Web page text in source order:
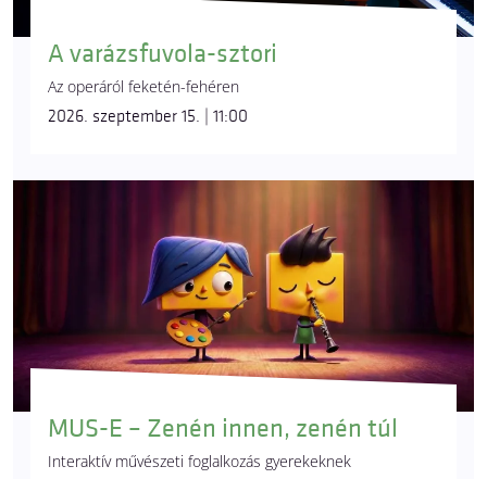
A varázsfuvola-sztori
Az operáról feketén-fehéren
2026. szeptember 15. | 11:00
MUS-E – Zenén innen, zenén túl
Interaktív művészeti foglalkozás gyerekeknek